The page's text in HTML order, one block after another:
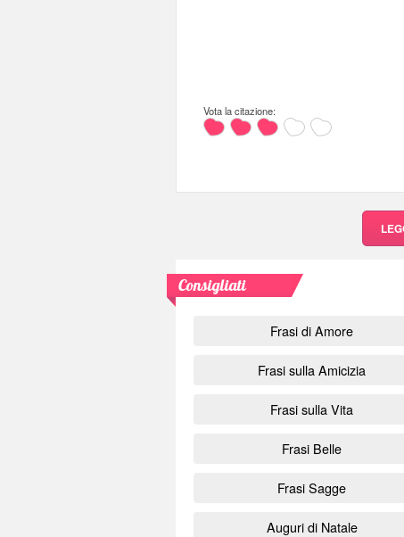
Vota la citazione:
Consigliati
Frasi di Amore
Frasi sulla Amicizia
Frasi sulla Vita
Frasi Belle
Frasi Sagge
Auguri di Natale